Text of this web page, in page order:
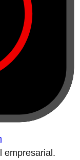
empresarial.